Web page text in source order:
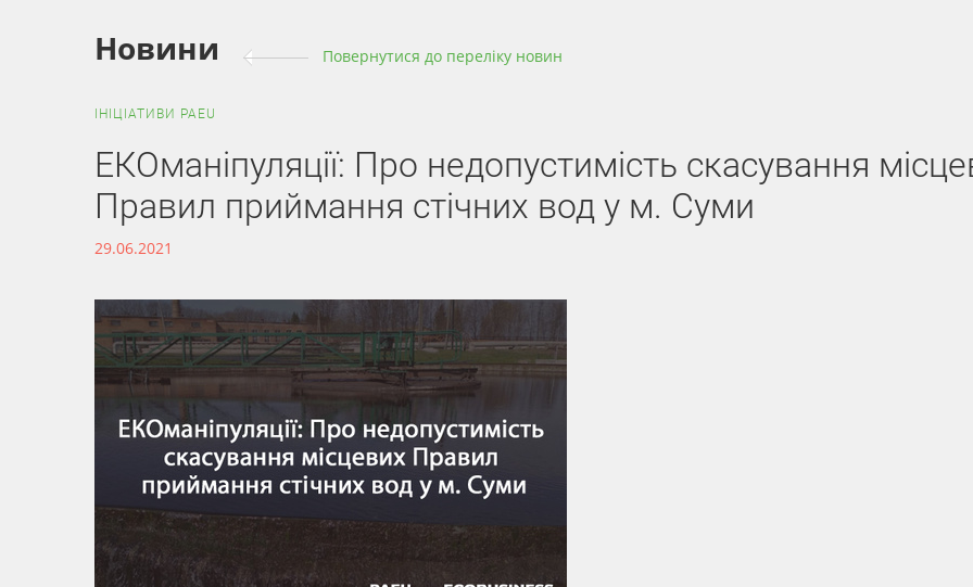
Новини Повернутися до переліку новин
ІНІЦІАТИВИ PAEU
ЕКОманіпуляції: Про недопустимість скасування
Правил приймання стічних вод у м. Суми
29.06.2021